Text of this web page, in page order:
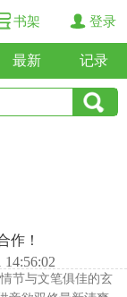
书架 登录
最新 记录
作！
节与文笔俱佳的玄